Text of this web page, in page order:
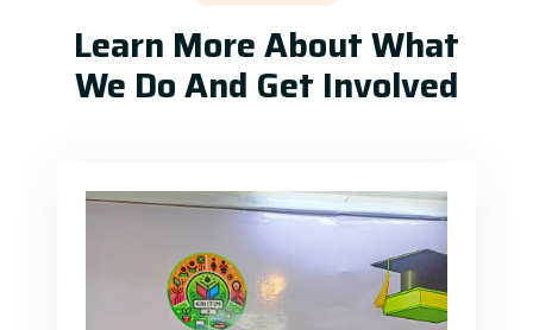
Learn More About What
We Do And Get Involved